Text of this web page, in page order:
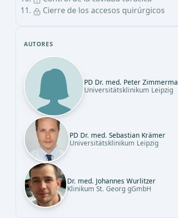
Cierre de los accesos quirúrgicos
AUTORES
PD Dr. med. Peter
Universitätsklinikum Leipzig
PD Dr. med. Sebastian Krämer
Universitätsklinikum Leipzig
Dr. med. Johannes Wurlitzer
Klinikum St. Georg gGmbH